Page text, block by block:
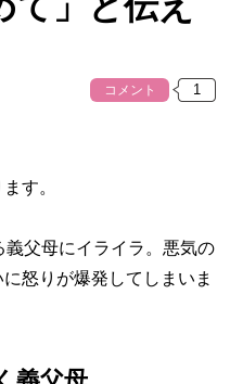
コメント
す。
父母にイライラ。悪気の
怒りが爆発してしまいま